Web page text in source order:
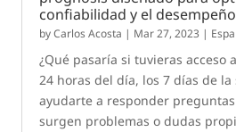
confiabilidad y el
byCarlos Acosta | Mar 27, 2023 |
¿Qué pasaría si tuvieras acceso
24 horas del día, los 7 días de la
ayudarte a responder
surgen problemas o dudas